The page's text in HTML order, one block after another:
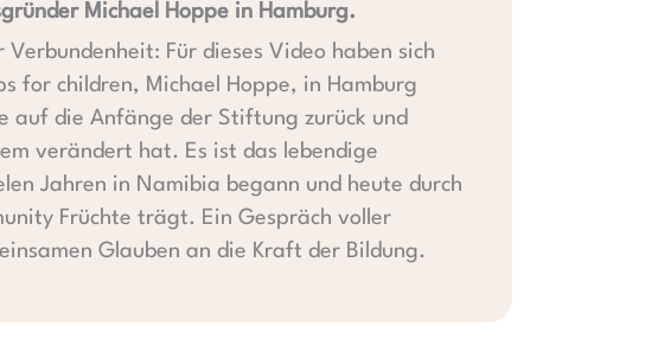
Michael Hoppe in Hamburg.
Für dieses Video haben sich
for children, Michael Hoppe, in Hamburg
auf die Anfänge der Stiftung zurück und
verändert hat. Es ist das lebendige
Jahren in Namibia begann und heute durch
Früchte trägt. Ein Gespräch voller
Glauben an die Kraft der Bildung.